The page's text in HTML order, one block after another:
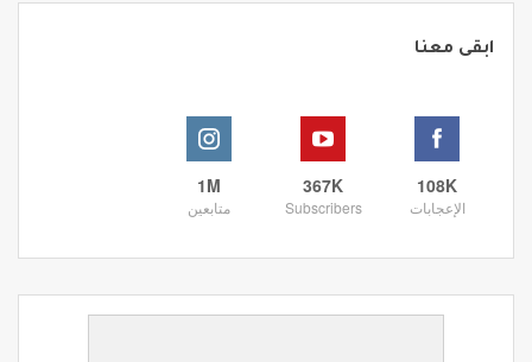
ابقى معنا
108K
الإعجابات
367K
Subscribers
1M
متابعين